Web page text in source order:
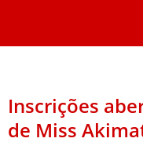
Inscrições
de Miss